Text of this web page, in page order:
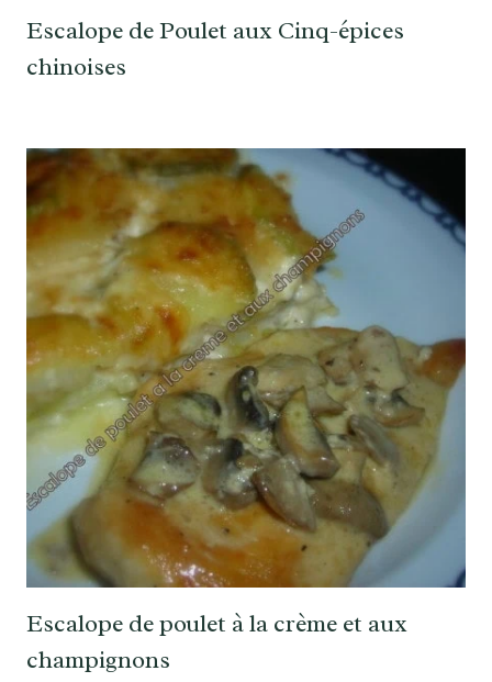
Escalope de Poulet aux Cinq-épices
chinoises
Escalope de poulet à la crème et aux
champignons